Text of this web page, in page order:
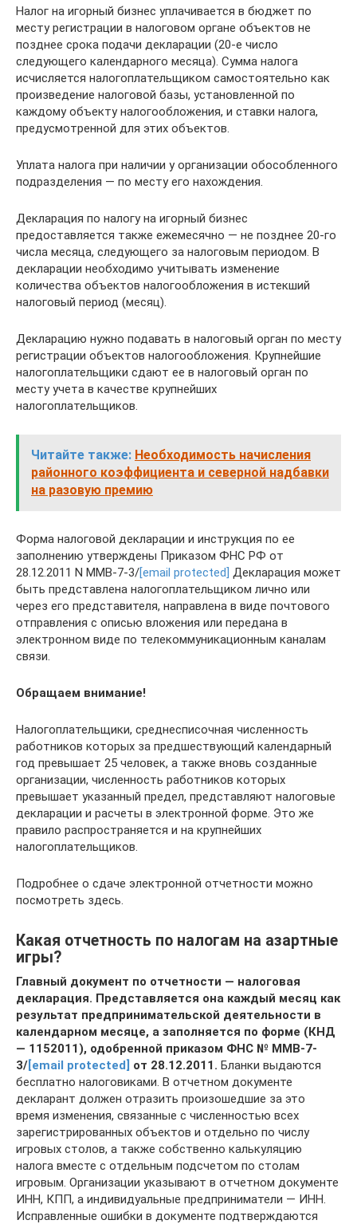
Налог на игорный бизнес уплачивается в бюджет по
месту регистрации в налоговом органе объектов не
позднее срока подачи декларации (20-е число
следующего календарного месяца). Сумма налога
исчисляется налогоплательщиком самостоятельно как
произведение налоговой базы, установленной по
каждому объекту налогообложения, и ставки налога,
предусмотренной для этих объектов.
Уплата налога при наличии у организации обособленного
подразделения — по месту его нахождения.
Декларация по налогу на игорный бизнес
предоставляется также ежемесячно — не позднее 20-го
числа месяца, следующего за налоговым периодом. В
декларации необходимо учитывать изменение
количества объектов налогообложения в истекший
налоговый период (месяц).
Декларацию нужно подавать в налоговый орган по месту
регистрации объектов налогообложения. Крупнейшие
налогоплательщики сдают ее в налоговый орган по
месту учета в качестве крупнейших
налогоплательщиков.
Читайте также: Необходимость начисления
районного коэффициента и северной надбавки
на разовую премию
Форма налоговой декларации и инструкция по ее
заполнению утверждены Приказом ФНС РФ от
28.12.2011 N ММВ-7-3/[email protected] Декларация может
быть представлена налогоплательщиком лично или
через его представителя, направлена в виде почтового
отправления с описью вложения или передана в
электронном виде по телекоммуникационным каналам
связи.
Обращаем внимание!
Налогоплательщики, среднесписочная численность
работников которых за предшествующий календарный
год превышает 25 человек, а также вновь созданные
организации, численность работников которых
превышает указанный предел, представляют налоговые
декларации и расчеты в электронной форме. Это же
правило распространяется и на крупнейших
налогоплательщиков.
Подробнее о сдаче электронной отчетности можно
посмотреть здесь.
Какая отчетность по налогам на азартные
игры?
Главный документ по отчетности — налоговая
декларация. Представляется она каждый месяц как
результат предпринимательской деятельности в
календарном месяце, а заполняется по форме (КНД
— 1152011), одобренной приказом ФНС № ММВ-7-
3/[email protected] от 28.12.2011. Бланки выдаются
бесплатно налоговиками. В отчетном документе
декларант должен отразить произошедшие за это
время изменения, связанные с численностью всех
зарегистрированных объектов и отдельно по числу
игровых столов, а также собственно калькуляцию
налога вместе с отдельным подсчетом по столам
игровым. Организации указывают в отчетном документе
ИНН, КПП, а индивидуальные предприниматели — ИНН.
Исправленные ошибки в документе подтверждаются